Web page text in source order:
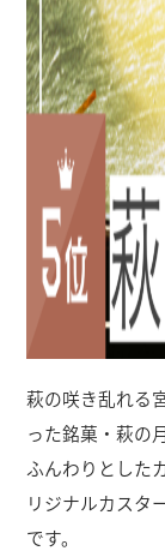
萩の咲き乱れる
った銘菓・萩の月
ふんわりとした
リジナルカスタ
です。